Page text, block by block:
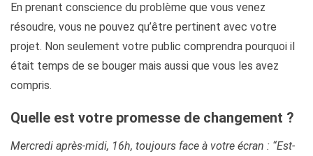
En prenant conscience du problème que vous venez
résoudre, vous ne pouvez qu’être pertinent avec votre
projet. Non seulement votre public comprendra pourquoi il
était temps de se bouger mais aussi que vous les avez
compris.
Quelle est votre promesse de changement ?
Mercredi après-midi, 16h, toujours face à votre écran : “Est-